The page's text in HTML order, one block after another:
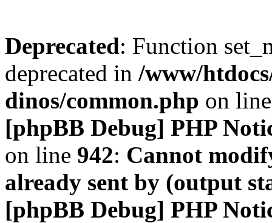
Deprecated: Function
deprecated in /www/
dinos/common.php on
[phpBB Debug] PHP
on line 942: Cannot
already sent by (output
[phpBB Debug] PHP